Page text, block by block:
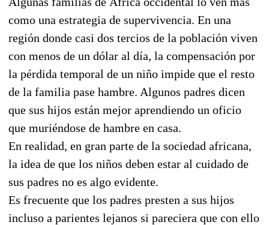
como una estrategia de supervivencia. En una
región donde casi dos tercios de la población viven
con menos de un dólar al día, la compensación por
la pérdida temporal de un niño impide que el resto
de la familia pase hambre. Algunos padres dicen
que sus hijos están mejor aprendiendo un oficio
que muriéndose de hambre en casa.
En realidad, en gran parte de la sociedad africana,
la idea de que los niños deben estar al cuidado de
sus padres no es algo evidente.
Es frecuente que los padres presten a sus hijos
incluso a parientes lejanos si pareciera que con ello